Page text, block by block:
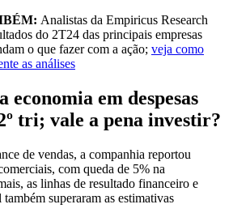
Analistas da Empiricus Research
do 2T24 das principais empresas
o que fazer com a ação; veja como
as análises
em despesas
tri; vale a pena investir?
de vendas, a companhia reportou
com queda de 5% na
as linhas de resultado financeiro e
superaram as estimativas